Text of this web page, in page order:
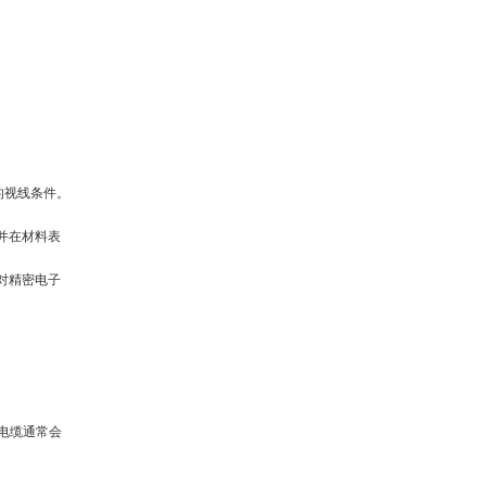
线条件。
在材料表
精密电子
缆通常会